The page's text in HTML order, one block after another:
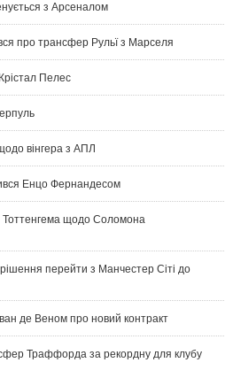
з Арсеналом
про трансфер Рульї з Марселя
Пелес
вінгера з АПЛ
Енцо Фернандесом
Тоттенгема щодо Соломона
перейти з Манчестер Сіті до
де Веном про новий контракт
Траффорда за рекордну для клубу